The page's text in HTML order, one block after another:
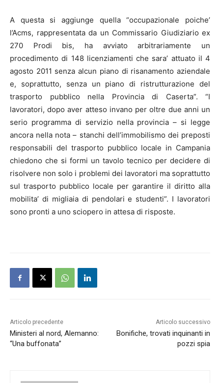
A questa si aggiunge quella “occupazionale poiche’
l’Acms, rappresentata da un Commissario Giudiziario ex
270 Prodi bis, ha avviato arbitrariamente un
procedimento di 148 licenziamenti che sara’ attuato il 4
agosto 2011 senza alcun piano di risanamento aziendale
e, soprattutto, senza un piano di ristrutturazione del
trasporto pubblico nella Provincia di Caserta”. “I
lavoratori, dopo aver atteso invano per oltre due anni un
serio programma di servizio nella provincia – si legge
ancora nella nota – stanchi dell’immobilismo dei preposti
responsabili del trasporto pubblico locale in Campania
chiedono che si formi un tavolo tecnico per decidere di
risolvere non solo i problemi dei lavoratori ma soprattutto
sul trasporto pubblico locale per garantire il diritto alla
mobilita’ di migliaia di pendolari e studenti”. I lavoratori
sono pronti a uno sciopero in attesa di risposte.
Articolo precedente
Ministeri al nord, Alemanno:
“Una buffonata”
Articolo successivo
Bonifiche, trovati inquinanti in
pozzi spia